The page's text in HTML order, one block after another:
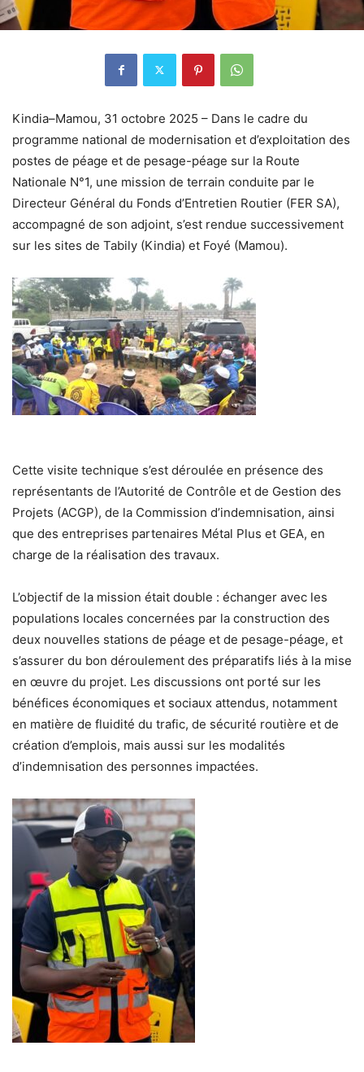
Kindia–Mamou, 31 octobre 2025 – Dans le cadre du
programme national de modernisation et d’exploitation des
postes de péage et de pesage-péage sur la Route
Nationale N°1, une mission de terrain conduite par le
Directeur Général du Fonds d’Entretien Routier (FER SA),
accompagné de son adjoint, s’est rendue successivement
sur les sites de Tabily (Kindia) et Foyé (Mamou).
Cette visite technique s’est déroulée en présence des
représentants de l’Autorité de Contrôle et de Gestion des
Projets (ACGP), de la Commission d’indemnisation, ainsi
que des entreprises partenaires Métal Plus et GEA, en
charge de la réalisation des travaux.
L’objectif de la mission était double : échanger avec les
populations locales concernées par la construction des
deux nouvelles stations de péage et de pesage-péage, et
s’assurer du bon déroulement des préparatifs liés à la mise
en œuvre du projet. Les discussions ont porté sur les
bénéfices économiques et sociaux attendus, notamment
en matière de fluidité du trafic, de sécurité routière et de
création d’emplois, mais aussi sur les modalités
d’indemnisation des personnes impactées.